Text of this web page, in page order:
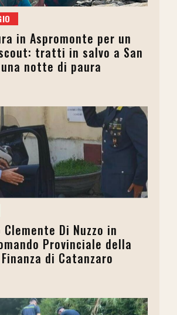
in Aspromonte per un
tratti in salvo a San
notte di paura
Di Nuzzo in
Provinciale della
di Catanzaro